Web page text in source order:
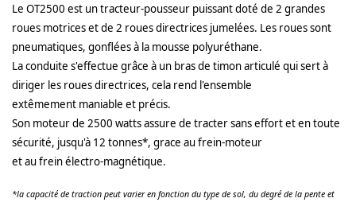
Le OT2500 est un tracteur-pousseur puissant doté de 2 grandes
roues motrices et de 2 roues directrices jumelées. Les roues sont
pneumatiques, gonflées à la mousse polyuréthane.
La conduite s'effectue grâce à un bras de timon articulé qui sert à
diriger les roues directrices, cela rend l'ensemble
extêmement maniable et précis.
Son moteur de 2500 watts assure de tracter sans effort et en toute
sécurité, jusqu'à 12 tonnes*, grace au frein-moteur
et au frein électro-magnétique.
*la capacité de traction peut varier en fonction du type de sol, du degré de la pente et